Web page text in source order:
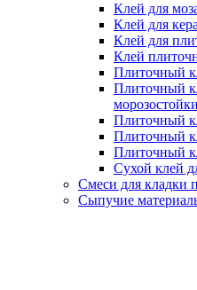
Клей для
Клей для
Клей для
Клей
Плиточный
Плиточный
Плиточный
Плиточный
Плиточный
Сухой клей
Смеси для кладки
Сыпучие